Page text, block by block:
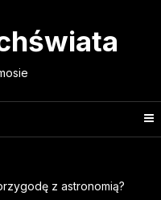
z astronomią?